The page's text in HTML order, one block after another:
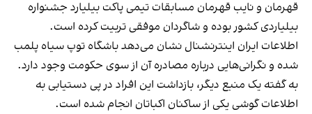
قهرمان و نایب قهرمان مسابقات تیمی پاکت بیلیارد جشنواره
بیلیاردی کشور بوده و شاگردان موفقی تربیت کرده است.
اطلاعات ایران اینترنشنال نشان می‌دهد باشگاه توپ سیاه پلمب
شده و نگرانی‌هایی درباره مصادره آن از سوی حکومت وجود دارد.
به گفته یک منبع دیگر، بازداشت این افراد در پی دستیابی به
اطلاعات گوشی یکی از ساکنان اکباتان انجام شده است.